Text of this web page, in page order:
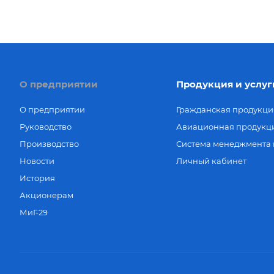
О предприятии
О предприятии
Руководство
Производство
Новости
История
Акционерам
МиГ-29
Продукция и
Гражданская
Авиационная
Система менеджмента
Личный кабинет